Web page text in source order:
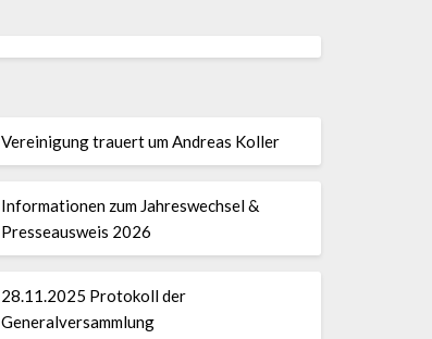
Vereinigung trauert um Andreas Koller
Informationen zum Jahreswechsel &
Presseausweis 2026
28.11.2025 Protokoll der
Generalversammlung